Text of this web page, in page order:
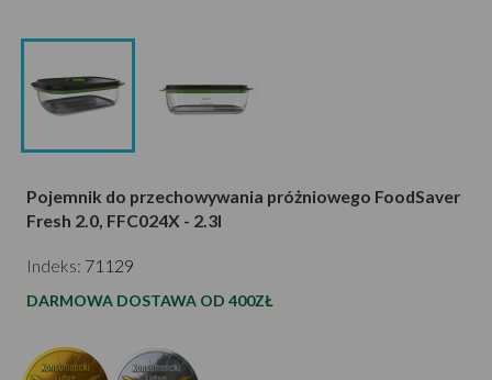
Pojemnik do przechowywania próżniowego FoodSaver
Fresh 2.0, FFC024X - 2.3l
Indeks: 71129
DARMOWA DOSTAWA OD 400ZŁ